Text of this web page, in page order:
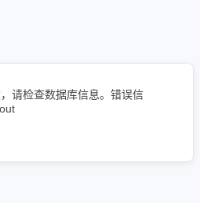
请检查数据库信息。错误信